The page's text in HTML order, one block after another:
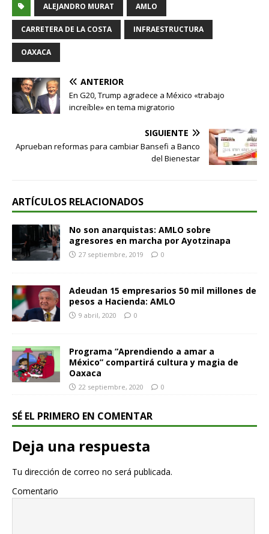
ALEJANDRO MURAT AMLO
CARRETERA DE LA COSTA INFRAESTRUCTURA
OAXACA
ANTERIOR
En G20, Trump agradece a México «trabajo
increíble» en tema migratorio
SIGUIENTE
Aprueban reformas para cambiar Bansefi a Banco
del Bienestar
ARTÍCULOS RELACIONADOS
No son anarquistas: AMLO sobre
agresores en marcha por Ayotzinapa
27 septiembre, 2019 0
Adeudan 15 empresarios 50 mil millones de
pesos a Hacienda: AMLO
9 abril, 2020 0
Programa “Aprendiendo a amar a
México” compartirá cultura y magia de
Oaxaca
22 septiembre, 2020 0
SÉ EL PRIMERO EN COMENTAR
Deja una respuesta
Tu dirección de correo no será publicada.
Comentario